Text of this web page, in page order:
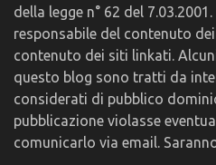
della legge n° 62 del
responsabile del contenuto
contenuto dei siti linkati.
questo blog sono tratti da
considerati di pubblico
pubblicazione violasse
comunicarlo via email.